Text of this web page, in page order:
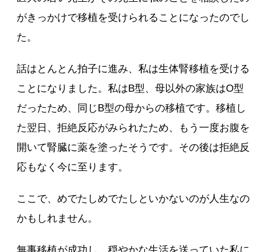
がきっかけで移植を受けられることになったのでし
た。
話はとんとん拍子に進み、私は生体腎移植を受ける
ことになりました。私はB型、母以外の家族はO型
だったため、同じB型の母からの移植です。移植し
た翌日、拒絶反応がみられたため、もう一度お腹を
開いて腎臓に薬を塗ったそうです。その後は拒絶反
応もなく今に至ります。
ここで、めでたしめでたしといかないのが人生なの
かもしれません。